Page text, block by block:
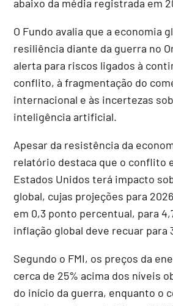
abaixo da média registrada em
O Fundo avalia que a economia
resiliência diante da guerra no
alerta para riscos ligados à
conflito, à fragmentação do
internacional e às incertezas
inteligência artificial.
Apesar da resistência da
relatório destaca que o conflito
Estados Unidos terá impacto
global, cujas projeções para
em 0,3 ponto percentual, para
inflação global deve recuar para
Segundo o FMI, os preços da
cerca de 25% acima dos níveis
do início da guerra, enquanto o